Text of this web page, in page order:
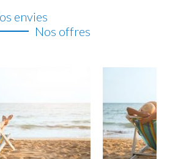
envies
Nos offres